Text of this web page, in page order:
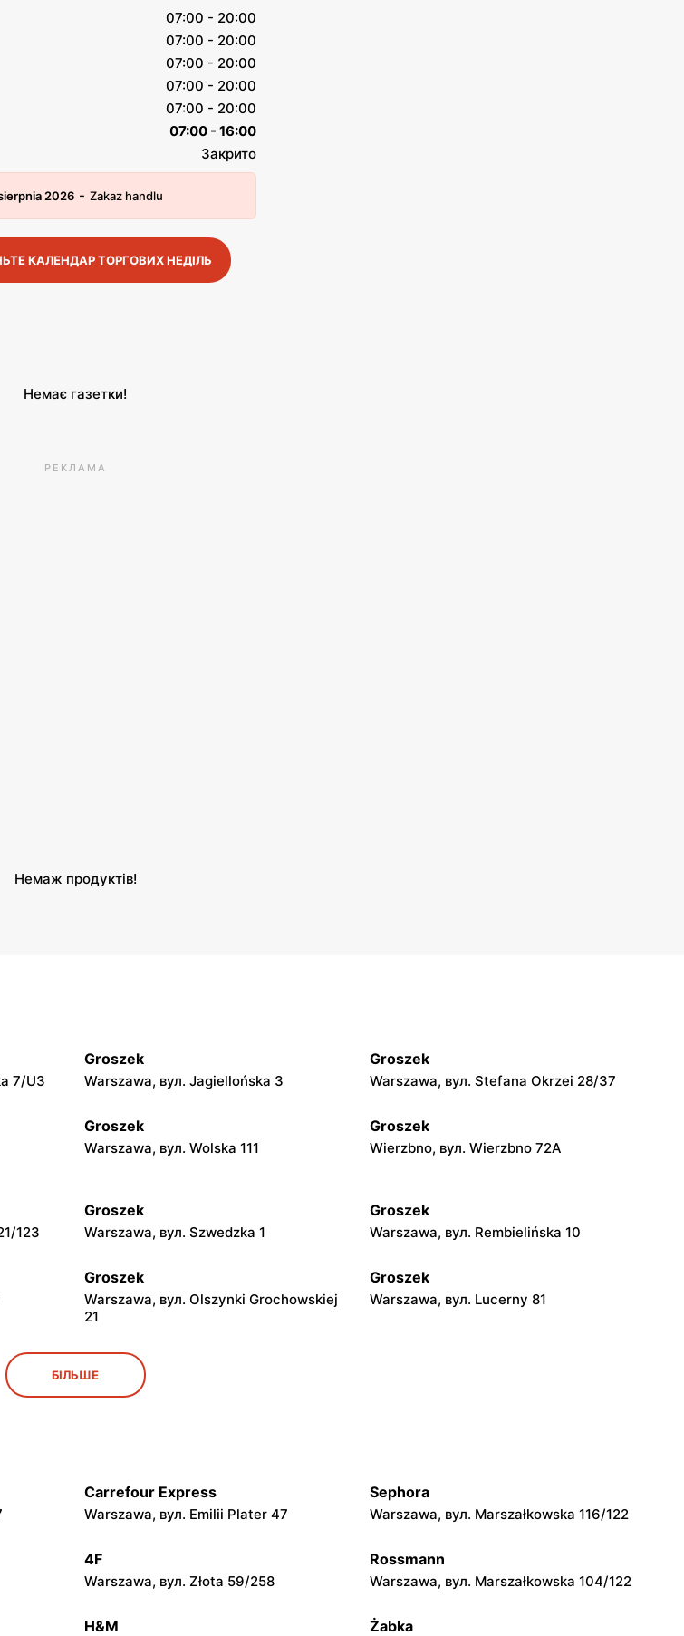
07:00 - 20:00
07:00 - 20:00
07:00 - 20:00
07:00 - 20:00
07:00 - 20:00
07:00 - 16:00
Закрито
2026 - Zakaz handlu
КАЛЕНДАР ТОРГОВИХ НЕДІЛЬ
Немає газетки!
РЕКЛАМА
Немаж продуктів!
7/U3
Groszek
Warszawa, вул. Jagiellońska 3
Groszek
Warszawa, вул. Stefana Okrzei 28/37
Groszek
Warszawa, вул. Wolska 111
Groszek
Wierzbno, вул. Wierzbno 72A
123
Groszek
Warszawa, вул. Szwedzka 1
Groszek
Warszawa, вул. Rembielińska 10
Groszek
Warszawa, вул. Olszynki Grochowskiej
21
Groszek
Warszawa, вул. Lucerny 81
Groszek
Babice Nowe, вул. Warszawska 278
Groszek
Warszawa, вул. plac Wojska Polskiego
Groszek
Nowa Iwiczna, вул. Ignacego
Groszek Groszek
8
БІЛЬШЕ
Carrefour Express
Warszawa, вул. Emilii Plater 47
Sephora
Warszawa, вул. Marszałkowska 116/122
4F
Warszawa, вул. Złota 59/258
Rossmann
Warszawa, вул. Marszałkowska 104/122
H&M Żabka